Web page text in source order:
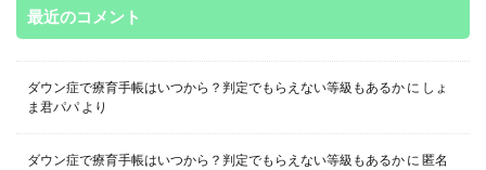
最近のコメント
ダウン症で療育手帳はいつから？判定でもらえない等級もあるか に しょ
ま君パパ より
ダウン症で療育手帳はいつから？判定でもらえない等級もあるか に 匿名